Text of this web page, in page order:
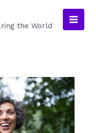
the World
Main